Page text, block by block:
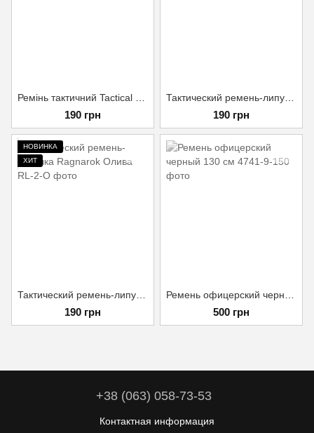
190 грн 190 грн
НОВИНКА
ХИТ
190 грн 500 грн
+38 (063) 058-73-53
Контактная информация